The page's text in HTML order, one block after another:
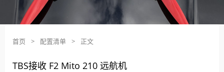
首页 > 配置清单 > 正文
TBS接收 F2 Mito 210 远航机